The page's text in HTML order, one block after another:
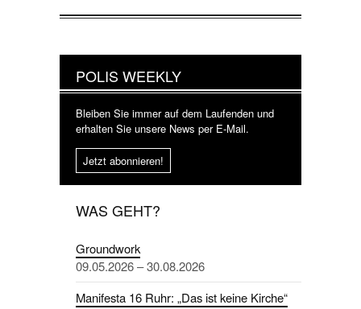
POLIS WEEKLY
Bleiben Sie immer auf dem Laufenden und
erhalten Sie unsere News per E-Mail.
Jetzt abonnieren!
WAS GEHT?
Groundwork
09.05.2026 – 30.08.2026
Manifesta 16 Ruhr: „Das ist keine Kirche“